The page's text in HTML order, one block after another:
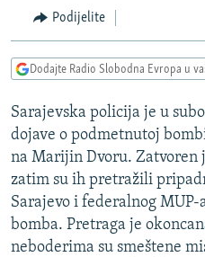
Pređite
pretragu
KOSOVO
VIZUELNO
VIDEO
FOTOGALERIJE
INFOGRAFIKE
PODCASTI
RAT U UKRAJINI
KINA NA BALKANU
RSE PRIČE IZ SVIJETA
ISPRIČAJ MI
Podijelite
Dodajte Radio Slobodna Evropa u
Sarajevska policija je u
dojave o podmetnutoj
na Marijin Dvoru. Zatvoren
zatim su ih pretražili
Sarajevo i federalnog
bomba. Pretraga je
neboderima su smeštene